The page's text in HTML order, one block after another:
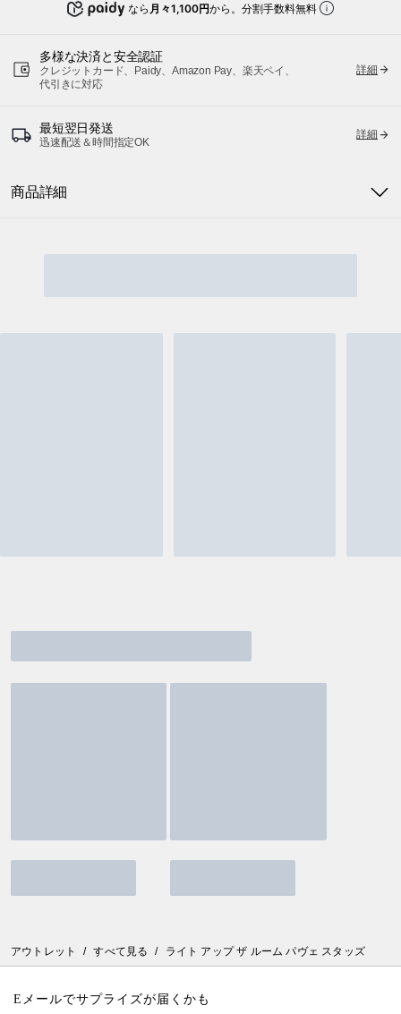
なら 月々1,100円から。分割手数料無料
多様な決済と安全認証
クレジットカード、Paidy、Amazon Pay、楽天ペイ、
代引きに対応
詳細
最短翌日発送
迅速配送＆時間指定OK
詳細
商品詳細
アウトレット / すべて見る / ライト アップ ザ ルーム パヴェ スタッズ
Eメールでサプライズが届くかも